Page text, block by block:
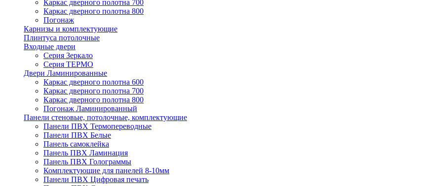
Каркас дверного полотна 700
Каркас дверного полотна 800
Погонаж
Карнизы и комплектующие
Плинтуса потолочные
Входные двери
Серия Зеркало
Серия ТЕРМО
Двери Ламинированные
Каркас дверного полотна 600
Каркас дверного полотна 700
Каркас дверного полотна 800
Погонаж Ламинированный
Панели стеновые, потолочные, комплектующие
Панели ПВХ Термопереводные
Панели ПВХ Белые
Панель самоклейка
Панель ПВХ Ламинация
Панель ПВХ Голограммы
Комплектующие для панелей 8-10мм
Панели ПВХ Цифровая печать